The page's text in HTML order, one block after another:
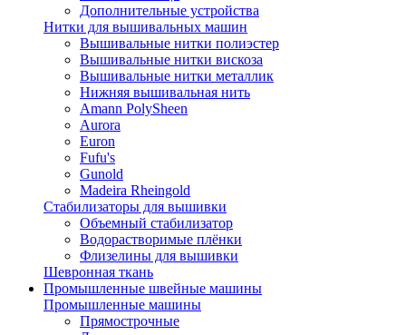
Дополнительные устройства
Нитки для вышивальных машин
Вышивальные нитки полиэстер
Вышивальные нитки вискоза
Вышивальные нитки металлик
Нижняя вышивальная нить
Amann PolySheen
Aurora
Euron
Fufu's
Gunold
Madeira Rheingold
Стабилизаторы для вышивки
Объемный стабилизатор
Водорастворимые плёнки
Флизелины для вышивки
Шевронная ткань
Промышленные швейные машины
Промышленные машины
Прямострочные